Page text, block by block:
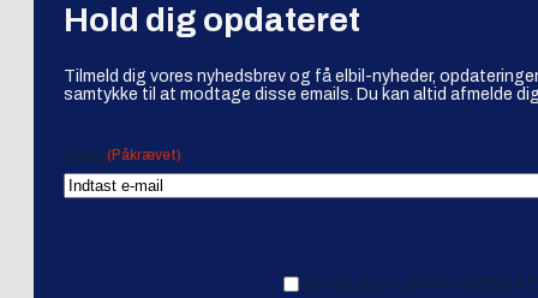
Hold dig opdateret
Tilmeld dig vores nyhedsbrev og få elbil-nyheder,
samtykke til at modtage disse emails. Du kan altid afmelde
Email (Påkrævet)
Ja tak, jeg vil gerne modtage